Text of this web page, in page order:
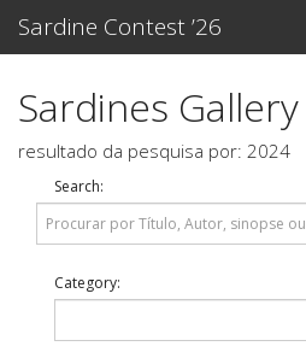
Sardine Contest ’26
Sardines Gallery
resultado da pesquisa por: 2024
Search:
Category: